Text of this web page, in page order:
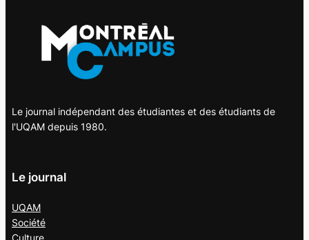
Le journal indépendant des étudiantes et des étudiants de
l'UQAM depuis 1980.
Le journal
UQAM
Société
Culture